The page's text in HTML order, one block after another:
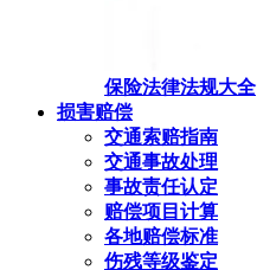
保险法律法规大全
损害赔偿
交通索赔指南
交通事故处理
事故责任认定
赔偿项目计算
各地赔偿标准
伤残等级鉴定